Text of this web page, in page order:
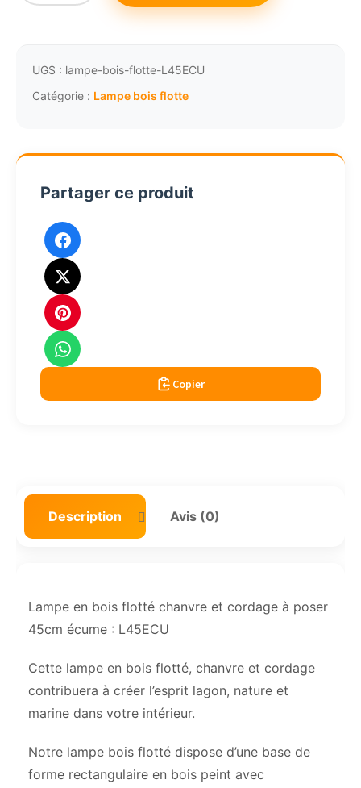
de
bois
flotté
45cm
UGS : lampe-bois-flotte-L45ECU
Catégorie : Lampe bois flotte
Partager ce produit
Copier
Description Avis (0)
Lampe en bois flotté chanvre et cordage à poser
45cm écume : L45ECU
Cette lampe en bois flotté, chanvre et cordage
contribuera à créer l’esprit lagon, nature et
marine dans votre intérieur.
Notre lampe bois flotté dispose d’une base de
forme rectangulaire en bois peint avec